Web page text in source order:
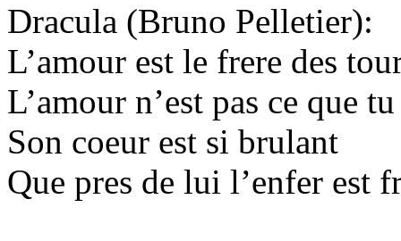
Dracula (Bruno Pelletier):
L’amour est le frere des
L’amour n’est pas ce que
Son coeur est si brulant
Que pres de lui l’enfer est